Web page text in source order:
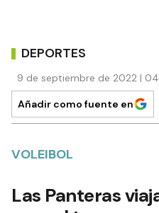
DEPORTES
9 de septiembre de 2022 |
VOLEIBOL